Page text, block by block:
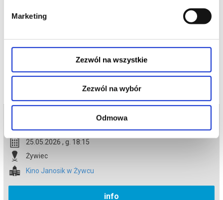
Marketing
Zezwól na wszystkie
Zezwól na wybór
Odmowa
*******
wydarzenia, gwarantujemy automatyczny zwrot środków
potwierdzony komunikatem wysyłanym na adres e-mail, podany
25.05.2026 , g. 18:15 (poniedziałek)
25.05.2026 , g. 18:15
Żywiec
Kino Janosik w Żywcu
info